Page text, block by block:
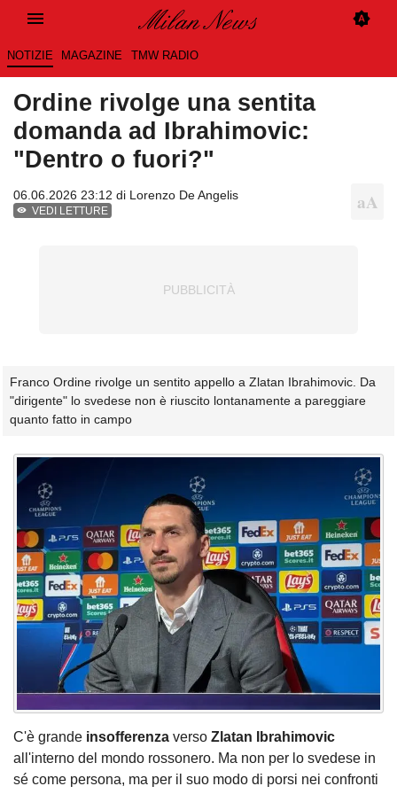
NOTIZIE MAGAZINE TMW RADIO
Ordine rivolge una sentita
domanda ad Ibrahimovic:
"Dentro o fuori?"
06.06.2026 23:12 di Lorenzo De Angelis
VEDI LETTURE
Franco Ordine rivolge un sentito appello a Zlatan Ibrahimovic. Da
"dirigente" lo svedese non è riuscito lontanamente a pareggiare
quanto fatto in campo
C'è grande insofferenza verso Zlatan
Ibrahimovic
all'interno del mondo rossonero. Ma non per lo svedese in
sé come persona, ma per il suo modo di porsi nei confronti